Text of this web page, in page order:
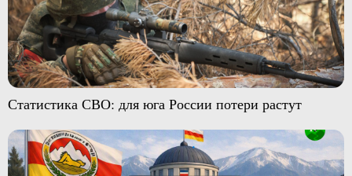
Статистика СВО: для юга России потери растут